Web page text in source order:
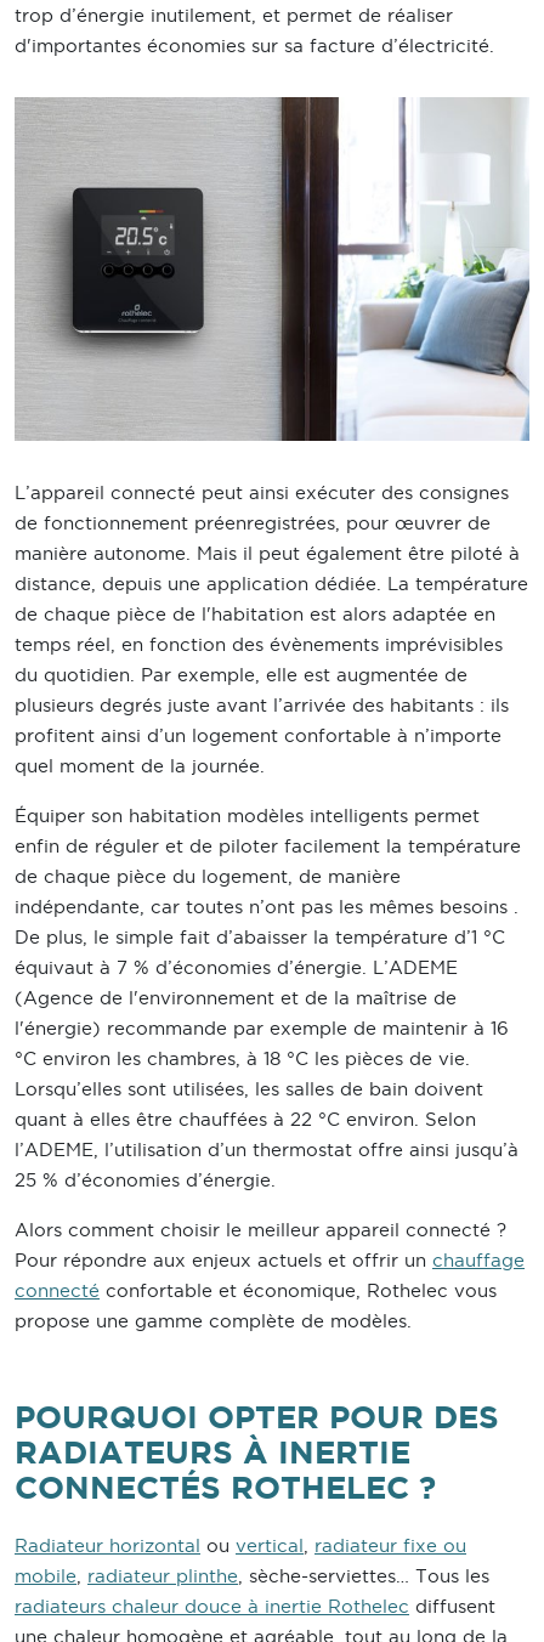
trop d’énergie inutilement, et permet de réaliser
d'importantes économies sur sa facture d’électricité.
L’appareil connecté peut ainsi exécuter des consignes
de fonctionnement préenregistrées, pour œuvrer de
manière autonome. Mais il peut également être piloté à
distance, depuis une application dédiée. La température
de chaque pièce de l'habitation est alors adaptée en
temps réel, en fonction des évènements imprévisibles
du quotidien. Par exemple, elle est augmentée de
plusieurs degrés juste avant l’arrivée des habitants : ils
profitent ainsi d’un logement confortable à n’importe
quel moment de la journée.
Équiper son habitation modèles intelligents permet
enfin de réguler et de piloter facilement la température
de chaque pièce du logement, de manière
indépendante, car toutes n’ont pas les mêmes besoins .
De plus, le simple fait d’abaisser la température d’1 °C
équivaut à 7 % d’économies d’énergie. L’ADEME
(Agence de l'environnement et de la maîtrise de
l'énergie) recommande par exemple de maintenir à 16
°C environ les chambres, à 18 °C les pièces de vie.
Lorsqu’elles sont utilisées, les salles de bain doivent
quant à elles être chauffées à 22 °C environ. Selon
l’ADEME, l’utilisation d’un thermostat offre ainsi jusqu’à
25 % d’économies d’énergie.
Alors comment choisir le meilleur appareil connecté ?
Pour répondre aux enjeux actuels et offrir un chauffage
connecté confortable et économique, Rothelec vous
propose une gamme complète de modèles.
POURQUOI OPTER POUR DES
RADIATEURS À INERTIE
CONNECTÉS ROTHELEC ?
Radiateur horizontal ou vertical
radiateur fixe ou
mobile
radiateur plinthe , sèche-serviettes… Tous les
radiateurs chaleur douce à inertie Rothelec diffusent
une chaleur homogène et agréable, tout au long de la